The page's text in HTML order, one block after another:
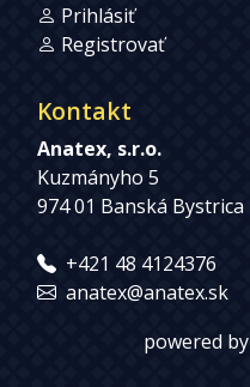
Prihlásiť
Registrovať
Kontakt
Anatex, s.r.o.
Kuzmányho 5
974 01 Banská Bystrica
+421 48 4124376
anatex@anatex.sk
powered by